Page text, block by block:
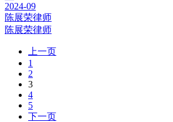
2024-09
陈展荣律师
陈展荣律师
上一页
1
2
3
4
5
下一页